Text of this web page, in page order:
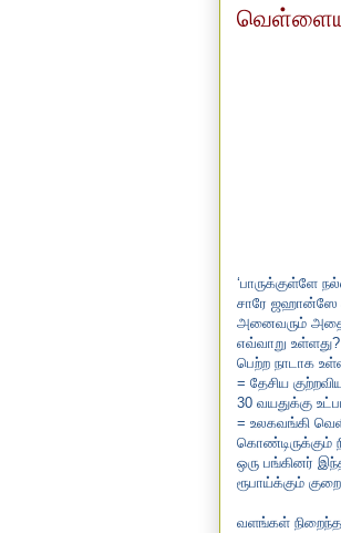
‘பாருக்குள்ளே
சாரே ஜஹான்ஸே
அனைவரும் அதை
எவ்வாறு
பெற்ற நாடாக
= தேசிய
30 வயதுக்கு
= உலகவங்கி
கொண்டிருக்கும்
ஒரு பங்கினர்
ரூபாய்க்கும்
வளங்கள் நிறைந்த